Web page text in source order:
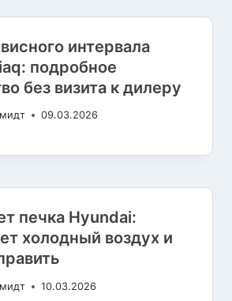
интервала
подробное
без визита к дилеру
09.03.2026
печка Hyundai:
холодный воздух и
10.03.2026